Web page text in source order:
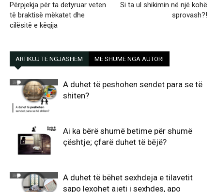
Përpjekja për ta detyruar veten
të braktisë mëkatet dhe
cilësitë e këqija
Si ta ul shikimin në një kohë
sprovash?!
ARTIKUJ TË NGJASHËM MË SHUMË NGA AUTORI
A duhet të peshohen sendet para se të
shiten?
Ai ka bërë shumë betime për shumë
çështje; çfarë duhet të bëjë?
A duhet të bëhet sexhdeja e tilavetit
sapo lexohet ajeti i sexhdes, apo